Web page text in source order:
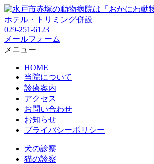
029-251-6123
メールフォーム
メニュー
HOME
当院について
診療案内
アクセス
お問い合わせ
お知らせ
プライバシーポリシー
犬の診察
猫の診察